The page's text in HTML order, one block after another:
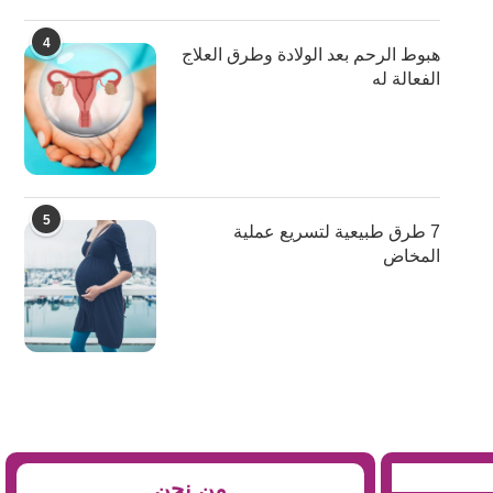
4
هبوط الرحم بعد الولادة وطرق العلاج
الفعالة له
5
7 طرق طبيعية لتسريع عملية
المخاض
من نحن